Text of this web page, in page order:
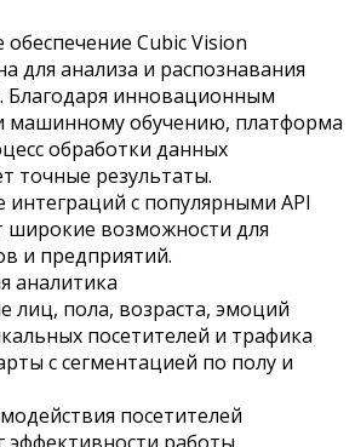
Сubic Vision
для анализа и распознавания
Благодаря инновационным
машинному обучению, платформа
обработки данных
точные результаты.
интеграций с популярными API
широкие возможности для
и предприятий.
аналитика
лиц, пола, возраста, эмоций
посетителей и трафика
с сегментацией по полу и
посетителей